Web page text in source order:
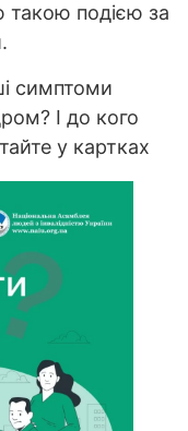
такою подією за
симптоми
І до кого
у картках